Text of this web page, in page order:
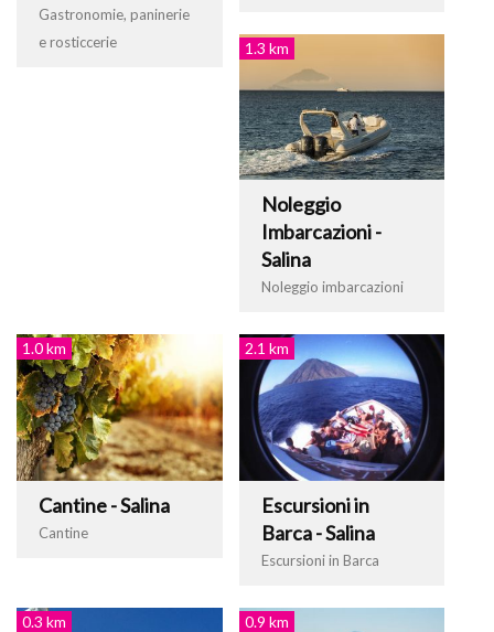
Gastronomie, paninerie
e rosticcerie
1.3 km
Noleggio
Imbarcazioni -
Salina
Noleggio imbarcazioni
1.0 km
Cantine - Salina
Cantine
2.1 km
Escursioni in
Barca - Salina
Escursioni in Barca
0.3 km 0.9 km